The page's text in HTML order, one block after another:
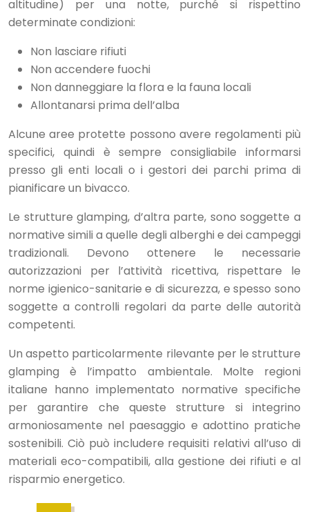
altitudine) per una notte, purché si rispettino
determinate condizioni:
Non lasciare rifiuti
Non accendere fuochi
Non danneggiare la flora e la fauna locali
Allontanarsi prima dell’alba
Alcune aree protette possono avere regolamenti più
specifici, quindi è sempre consigliabile informarsi
presso gli enti locali o i gestori dei parchi prima di
pianificare un bivacco.
Le strutture glamping, d’altra parte, sono soggette a
normative simili a quelle degli alberghi e dei campeggi
tradizionali. Devono ottenere le necessarie
autorizzazioni per l’attività ricettiva, rispettare le
norme igienico-sanitarie e di sicurezza, e spesso sono
soggette a controlli regolari da parte delle autorità
competenti.
Un aspetto particolarmente rilevante per le strutture
glamping è l’impatto ambientale. Molte regioni
italiane hanno implementato normative specifiche
per garantire che queste strutture si integrino
armoniosamente nel paesaggio e adottino pratiche
sostenibili. Ciò può includere requisiti relativi all’uso di
materiali eco-compatibili, alla gestione dei rifiuti e al
risparmio energetico.